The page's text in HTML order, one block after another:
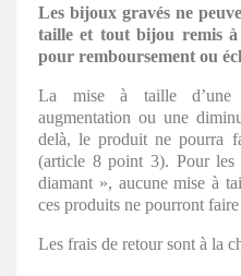
Les bijoux gravés ne
taille et tout bijou remis
pour remboursement ou
La mise à taille d’une
augmentation ou une
delà, le produit ne pourra
(article 8 point 3). Pour
diamant », aucune mise à
ces produits ne pourront
Les frais de retour sont à la